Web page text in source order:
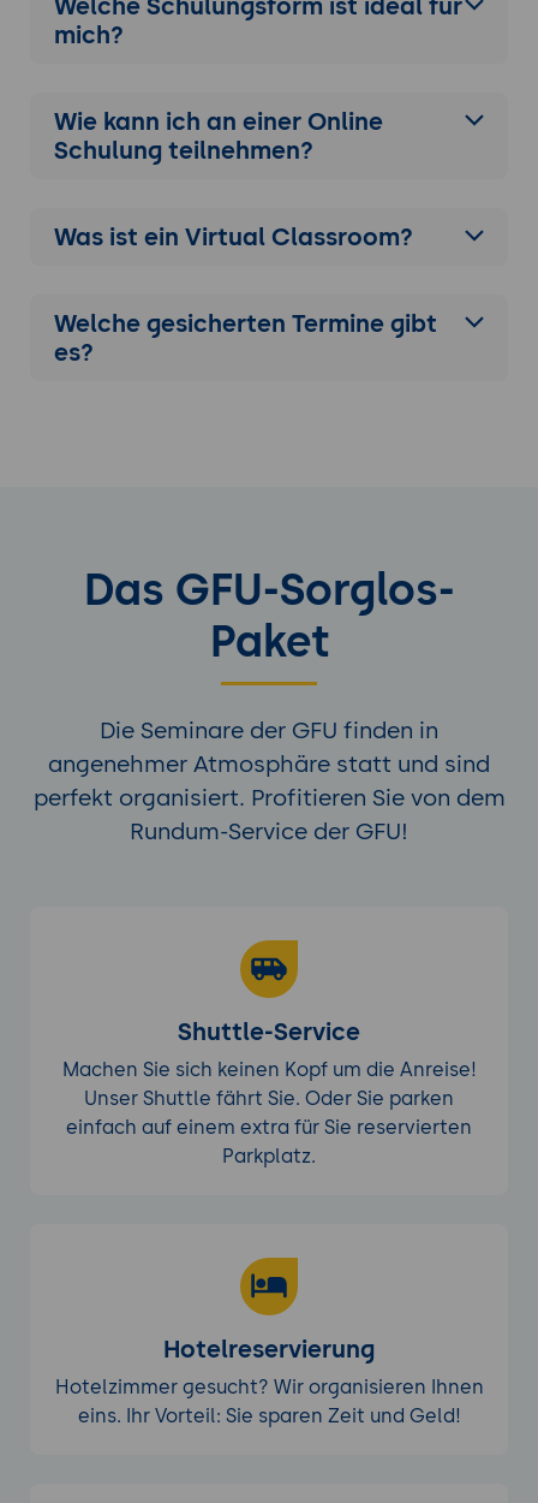
Welche Schulungsform ist ideal für
mich?
Wie kann ich an einer Online
Schulung teilnehmen?
Was ist ein Virtual Classroom?
Welche gesicherten Termine gibt
es?
Das GFU-Sorglos-
Paket
Die Seminare der GFU finden in
angenehmer Atmosphäre statt und sind
perfekt organisiert. Profitieren Sie von dem
Rundum-Service der GFU!
Shuttle-Service
Machen Sie sich keinen Kopf um die Anreise!
Unser Shuttle fährt Sie. Oder Sie parken
einfach auf einem extra für Sie reservierten
Parkplatz.
Hotelreservierung
Hotelzimmer gesucht? Wir organisieren Ihnen
eins. Ihr Vorteil: Sie sparen Zeit und Geld!